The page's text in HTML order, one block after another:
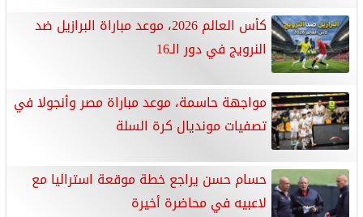
كأس العالم 2026، موعد مباراة البرازيل ضد
النرويج في دور الـ16
مواجهة حاسمة، موعد مباراة مصر وأنجولا في
تصفيات مونديال كرة السلة
حسام حسن يراجع خطة موقعة استراليا مع
لاعبيه في محاضرة أخيرة